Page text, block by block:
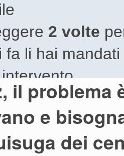
2 volte
fa li hai
un
sono a
il problema
e
dei